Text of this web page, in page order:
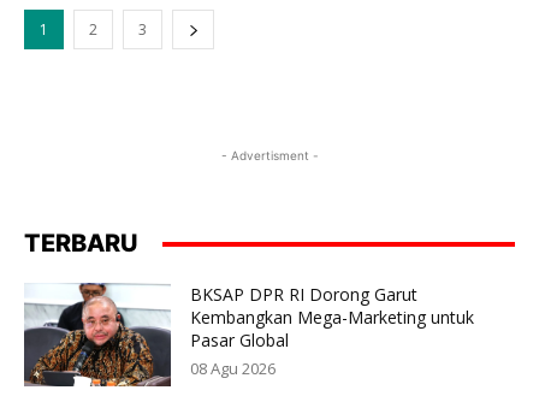
1 2 3
- Advertisment -
TERBARU
BKSAP DPR RI Dorong Garut
Kembangkan Mega-Marketing untuk
Pasar Global
08 Agu 2026